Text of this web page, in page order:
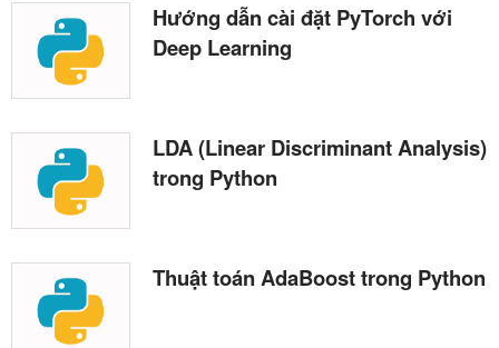
Hướng dẫn cài đặt PyTorch với
Deep Learning
LDA (Linear Discriminant Analysis)
trong Python
Thuật toán AdaBoost trong Python